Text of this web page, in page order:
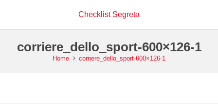
Checklist Segreta
corriere_dello_sport-600×126-1
Home corriere_dello_sport-600×126-1